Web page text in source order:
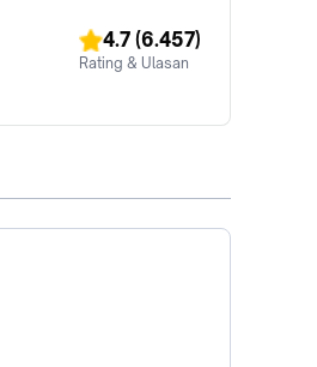
4.7 (6.457)
Rating & Ulasan